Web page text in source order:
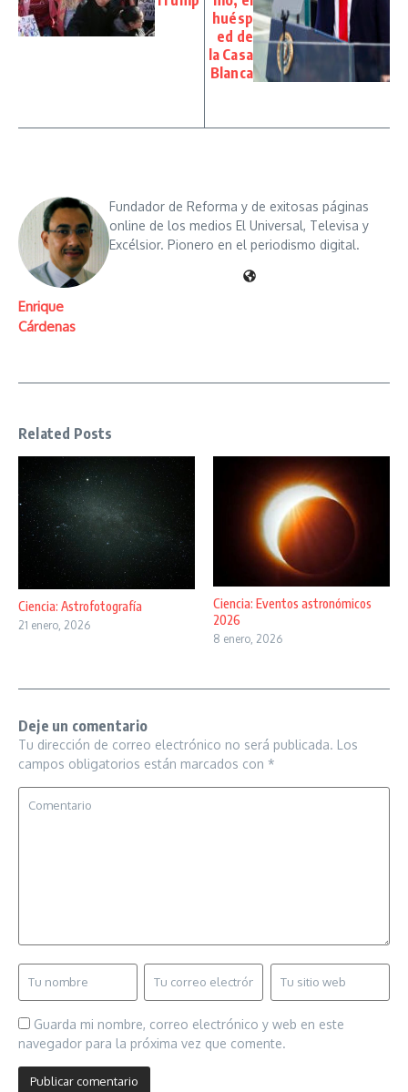
huésp
ed de
la Casa
Blanca
Enrique
Cárdenas
Fundador de Reforma y de exitosas páginas
online de los medios El Universal, Televisa y
Excélsior. Pionero en el periodismo digital.
Related Posts
Ciencia: Astrofotografía
21 enero, 2026
Ciencia: Eventos astronómicos
2026
8 enero, 2026
Deje un comentario
Tu dirección de correo electrónico no será publicada. Los
campos obligatorios están marcados con *
Guarda mi nombre, correo electrónico y web en este
navegador para la próxima vez que comente.